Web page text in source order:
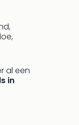
al een
in